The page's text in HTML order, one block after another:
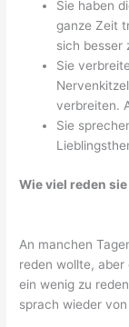
Sie haben
ganze Zeit
sich besser
Sie
verbreiten.
Sie
Wie viel reden
An manchen
reden wollte, aber
ein wenig zu
sprach wieder